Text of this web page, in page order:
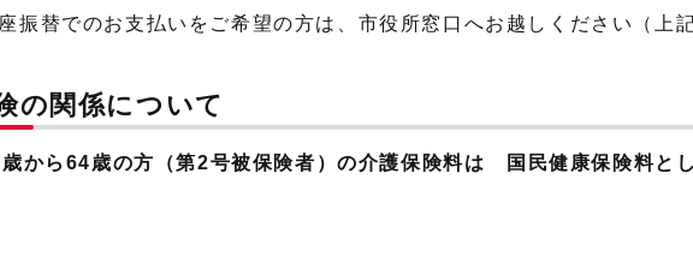
振替でのお支払いをご希望の方は、市役所窓口へお越しください（上
の関係について
から64歳の方（第2号被保険者）の介護保険料は 国民健康保険料と